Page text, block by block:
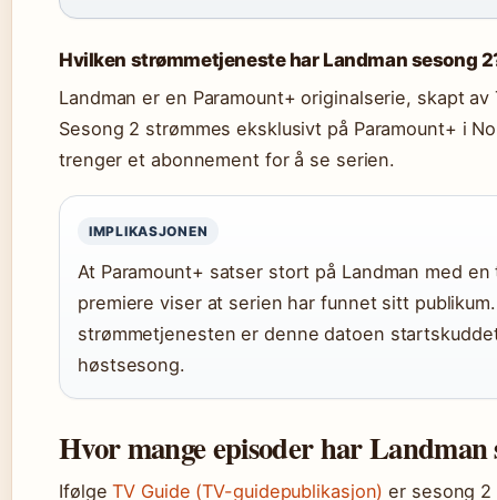
Hvilken strømmetjeneste har Landman sesong
Landman er en Paramount+ originalserie, skapt av
Sesong 2 strømmes eksklusivt på Paramount+ i
trenger et abonnement for å se serien.
IMPLIKASJONEN
At Paramount+ satser stort på Landman med
premiere viser at serien har funnet sitt
strømmetjenesten er denne datoen
høstsesong.
Hvor mange episoder har Landman
IfølgeTV Guide (TV-guidepublikasjon) er sesong 2